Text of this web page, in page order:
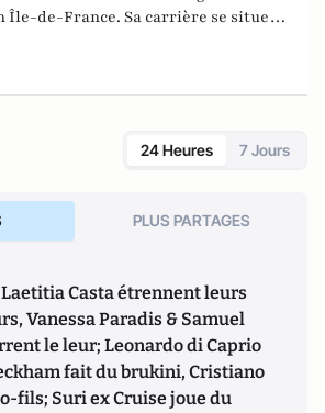
Île-de-France. Sa carrière se situe
et la politique. Diplômé de l'ENA en
avant de devenir un proche
Chirac à la présidentielle en 1995,
François Fillon à la victoire de la
mars 2017, il renonce à ses fonctions de
de François Fillon. Patrick Stefanini
de 2022.
24 Heures 7 Jours
PLUS PARTAGES
Casta étrennent leurs
Vanessa Paradis & Samuel
le leur; Leonardo di Caprio
fait du brukini, Cristiano
fils; Suri ex Cruise joue du